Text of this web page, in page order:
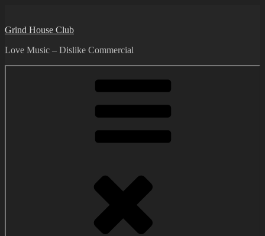
content
Grind House Club
Love Music – Dislike Commercial